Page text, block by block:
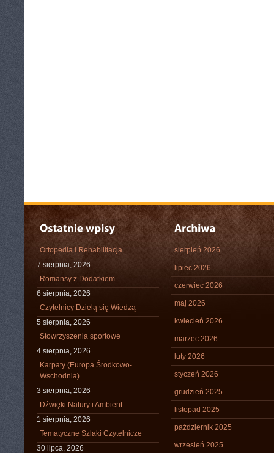
Ortopedia i Rehabilitacja
7 sierpnia, 2026
Romansy z Dodatkiem
6 sierpnia, 2026
Czytelnicy Dzielą się Wiedzą
5 sierpnia, 2026
Stowrzyszenia sportowe
4 sierpnia, 2026
Karpaty (Europa Środkowo-
Wschodnia)
3 sierpnia, 2026
Dźwięki Natury i Ambient
1 sierpnia, 2026
Tematyczne Szlaki Czytelnicze
30 lipca, 2026
sierpień 2026
lipiec 2026
czerwiec 2026
maj 2026
kwiecień 2026
marzec 2026
luty 2026
styczeń 2026
grudzień 2025
listopad 2025
październik 2025
wrzesień 2025